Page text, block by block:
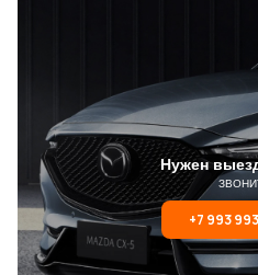
Нужен
+7 993